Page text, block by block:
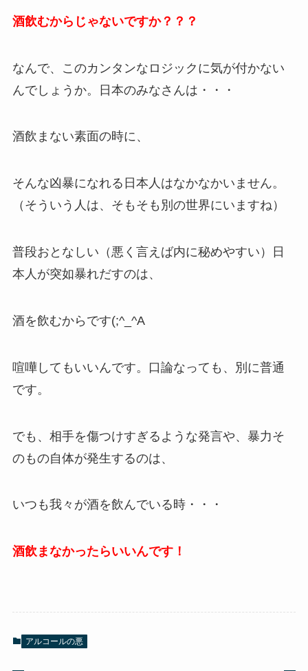
酒飲むからじゃないですか？？？
なんで、このカンタンなロジックに気が付かない
んでしょうか。日本のみなさんは・・・
酒飲まない素面の時に、
そんな凶暴になれる日本人はなかなかいません。
（そういう人は、そもそも別の世界にいますね）
普段おとなしい（悪く言えば内に秘めやすい）日
本人が突如暴れだすのは、
酒を飲むからです(;^_^A
喧嘩してもいいんです。口論なっても、別に普通
です。
でも、相手を傷つけすぎるような発言や、暴力そ
のもの自体が発生するのは、
いつも我々が酒を飲んでいる時・・・
酒飲まなかったらいいんです！
アルコールの悪